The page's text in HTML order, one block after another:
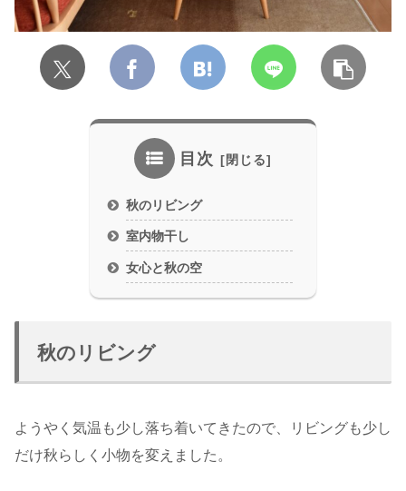
目次
秋のリビング
室内物干し
女心と秋の空
秋のリビング
ようやく気温も少し落ち着いてきたので、リビングも少し
だけ秋らしく小物を変えました。